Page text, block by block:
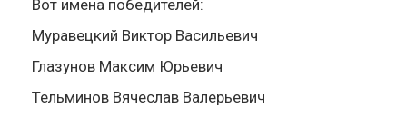
Вот имена победителей:
Муравецкий Виктор Васильевич
Глазунов Максим Юрьевич
Тельминов Вячеслав Валерьевич